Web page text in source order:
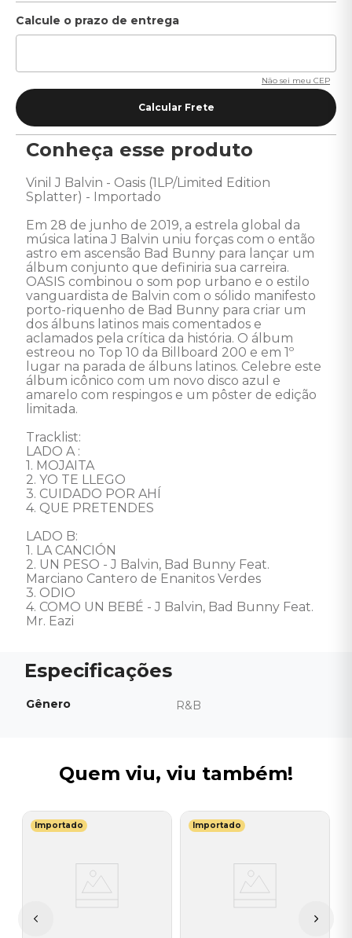
Não sei meu CEP
Conheça esse produto
Vinil J Balvin - Oasis (1LP/Limited Edition
Splatter) - Importado
Em 28 de junho de 2019, a estrela global da
música latina J Balvin uniu forças com o então
astro em ascensão Bad Bunny para lançar um
álbum conjunto que definiria sua carreira.
OASIS combinou o som pop urbano e o estilo
vanguardista de Balvin com o sólido manifesto
porto-riquenho de Bad Bunny para criar um
dos álbuns latinos mais comentados e
aclamados pela crítica da história. O álbum
estreou no Top 10 da Billboard 200 e em 1º
lugar na parada de álbuns latinos. Celebre este
álbum icônico com um novo disco azul e
amarelo com respingos e um pôster de edição
limitada.
Tracklist:
LADO A :
1. MOJAITA
2. YO TE LLEGO
3. CUIDADO POR AHÍ
4. QUE PRETENDES
LADO B:
1. LA CANCIÓN
2. UN PESO - J Balvin, Bad Bunny Feat.
Marciano Cantero de Enanitos Verdes
3. ODIO
4. COMO UN BEBÉ - J Balvin, Bad Bunny Feat.
Mr. Eazi
Gênero R&B
Quem viu, viu também!
Importado Importado